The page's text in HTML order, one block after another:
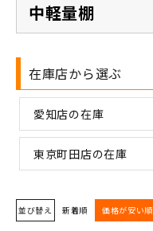
中軽量棚
在庫店から選ぶ
愛知店の在庫
東京町田店の在庫
並び替え 新着順 価格が安い順